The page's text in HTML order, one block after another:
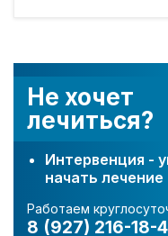
Не хочет
лечиться?
Интервенция -
начать лечение
Работаем
8 (927) 216-18-